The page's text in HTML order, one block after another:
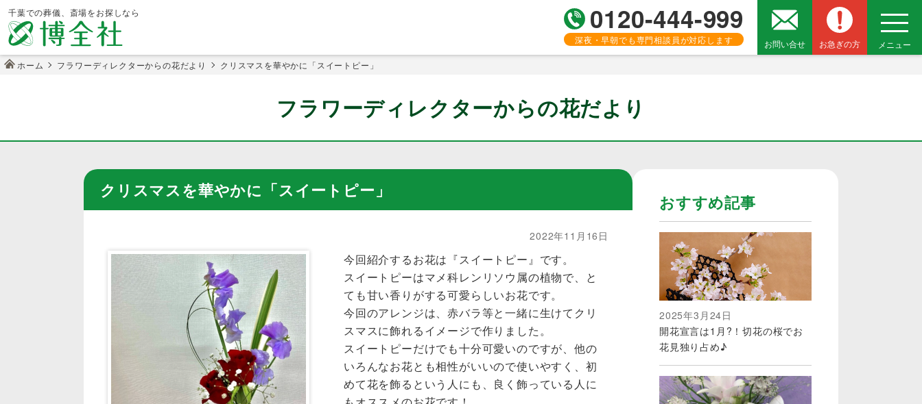
千葉での葬儀、斎場をお探しなら 0120-444-999
深夜・早朝でも専門相談員が対応します お問い合せ お急ぎの方
メニュー
ホーム
フラワーディレクターからの花だより クリスマスを華やかに「スイートピー」
フラワーディレクターからの花だより
クリスマスを華やかに「スイートピー」
2022年11月16日
今回紹介するお花は『スイートピー』です。
スイートピーはマメ科レンリソウ属の植物で、と
ても甘い香りがする可愛らしいお花です。
今回のアレンジは、赤バラ等と一緒に生けてクリ
スマスに飾れるイメージで作りました。
スイートピーだけでも十分可愛いのですが、他の
いろんなお花とも相性がいいので使いやすく、初
めて花を飾るという人にも、良く飾っている人に
おすすめ記事
2025年3月24日
開花宣言は1月?！切花の桜でお
花見独り占め♪